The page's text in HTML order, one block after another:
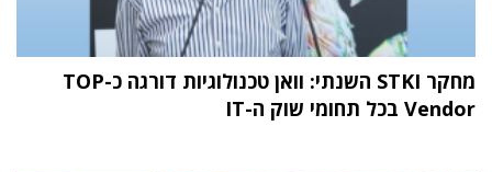
מחקר STKI השנתי: וואן טכנולוגיות דורגה כ-TOP
Vendor בכל תחומי שוק ה-IT